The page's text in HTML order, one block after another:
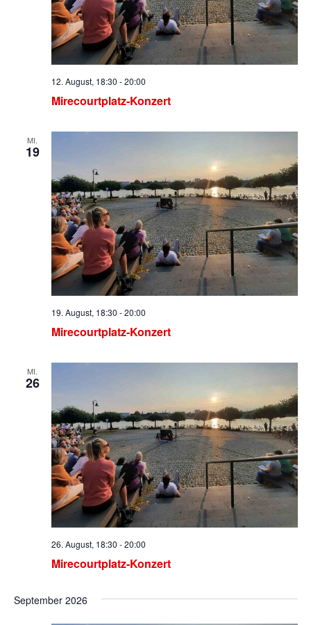
Mirecourtplatz-Konzert
12. August, 18:30 -20:00
MI.
19
Mirecourtplatz-Konzert
19. August, 18:30 -20:00
MI.
26
Mirecourtplatz-Konzert
26. August, 18:30 -20:00
September 2026